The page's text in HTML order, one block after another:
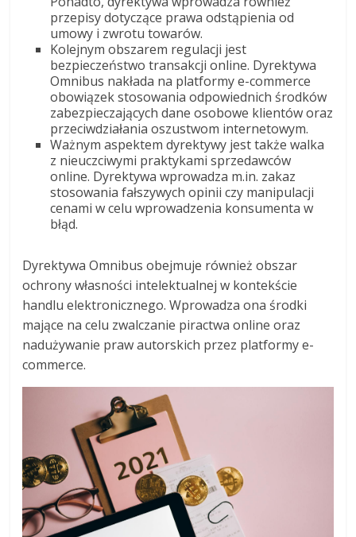
przepisy dotyczące prawa odstąpienia od
umowy i zwrotu towarów.
Kolejnym obszarem regulacji jest
bezpieczeństwo transakcji online. Dyrektywa
Omnibus nakłada na platformy e-commerce
obowiązek stosowania odpowiednich środków
zabezpieczających dane osobowe klientów oraz
przeciwdziałania oszustwom internetowym.
Ważnym aspektem dyrektywy jest także walka
z nieuczciwymi praktykami sprzedawców
online. Dyrektywa wprowadza m.in. zakaz
stosowania fałszywych opinii czy manipulacji
cenami w celu wprowadzenia konsumenta w
błąd.
Dyrektywa Omnibus obejmuje również obszar
ochrony własności intelektualnej w kontekście
handlu elektronicznego. Wprowadza ona środki
mające na celu zwalczanie piractwa online oraz
nadużywanie praw autorskich przez platformy e-
commerce.